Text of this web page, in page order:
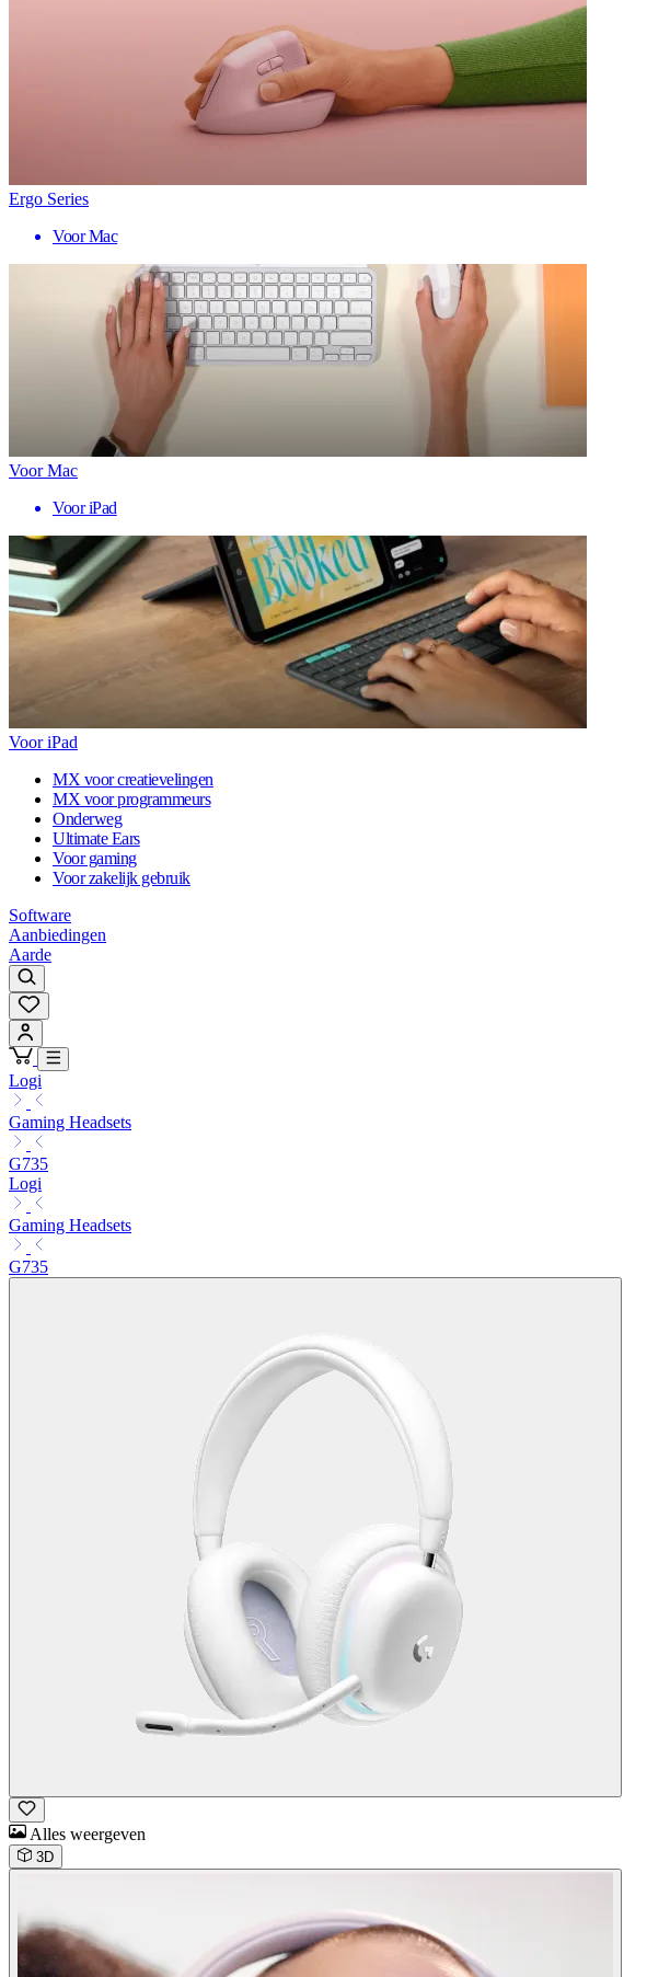
Ergo Series
Voor Mac
Voor Mac
Voor iPad
Voor iPad
MX voor creatievelingen
MX voor programmeurs
Onderweg
Ultimate Ears
Voor gaming
Voor zakelijk gebruik
Software
Aanbiedingen
Aarde
Logi
Gaming Headsets
G735
Logi
Gaming Headsets
G735
Alles weergeven
3D